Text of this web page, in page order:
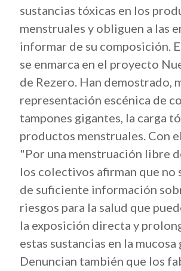
sustancias tóxicas en los
menstruales y obliguen a las
informar de su composición.
se enmarca en el proyecto
de Rezero. Han demostrado,
representación escénica de
tampones gigantes, la carga
productos menstruales. Con
"Por una menstruación libre
los colectivos afirman que no
de suficiente información
riesgos para la salud que
la exposición directa y
estas sustancias en la
Denuncian también que los